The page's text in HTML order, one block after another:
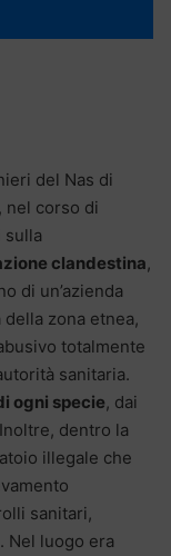
del Nas di
nel corso di
sulla
clandestina,
di un’azienda
della zona etnea,
totalmente
sanitaria.
ogni specie, dai
dentro la
illegale che
sanitari,
Nel luogo era